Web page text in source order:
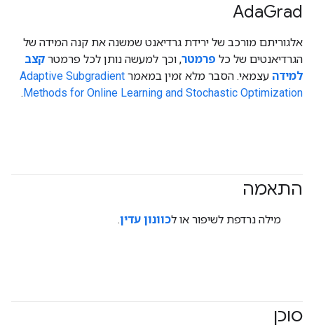
AdaGrad
אלגוריתם מורכב של ירידת גרדיאנט שמשנה את קנה המידה של
הגרדיאנטים של כל פרמטר, וכך למעשה נותן לכל פרמטר קצב
למידה עצמאי. הסבר מלא זמין במאמר Adaptive Subgradient
Methods for Online Learning and Stochastic Optimization
.
התאמה
מילה נרדפת לשיפור או לכוונון עדין.
סוכן